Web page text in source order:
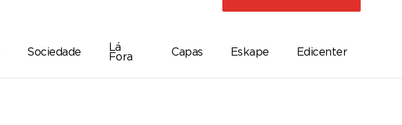
Sociedade
Lá
Fora
Capas Eskape Edicenter